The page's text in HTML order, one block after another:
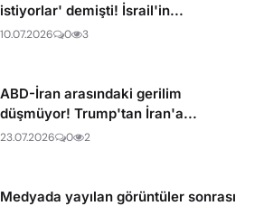
istiyorlar' demişti! İsrail'in...
10.07.2026 0 3
ABD-İran arasındaki gerilim
düşmüyor! Trump'tan İran'a...
23.07.2026 0 2
Medyada yayılan görüntüler sonrası